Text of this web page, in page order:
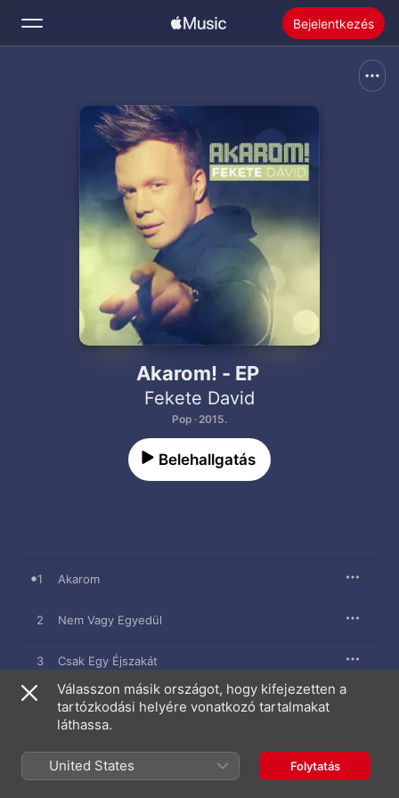
Bejelentkezés
Kezdőlap
Rádió
Telepítenie kell az Apple Musicot
Akarom! - EP
Fekete David
Pop · 2015.
Belehallgatás
1 Akarom
2 Nem Vagy Egyedül
3 Csak Egy Éjszakát
4 Nem Vagy Egyedül (Night Club)
Válasszon másik országot, hogy kifejezetten a
tartózkodási helyére vonatkozó tartalmakat
láthassa.
United States Folytatás